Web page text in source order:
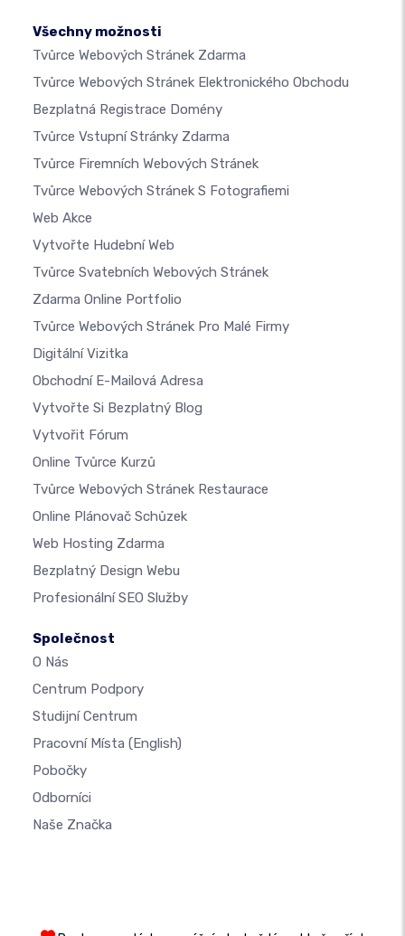
Všechny možnosti
Tvůrce Webových Stránek Zdarma
Tvůrce Webových Stránek Elektronického Obchodu
Bezplatná Registrace Domény
Tvůrce Vstupní Stránky Zdarma
Tvůrce Firemních Webových Stránek
Tvůrce Webových Stránek S Fotografiemi
Web Akce
Vytvořte Hudební Web
Tvůrce Svatebních Webových Stránek
Zdarma Online Portfolio
Tvůrce Webových Stránek Pro Malé Firmy
Digitální Vizitka
Obchodní E-Mailová Adresa
Vytvořte Si Bezplatný Blog
Vytvořit Fórum
Online Tvůrce Kurzů
Tvůrce Webových Stránek Restaurace
Online Plánovač Schůzek
Web Hosting Zdarma
Bezplatný Design Webu
Profesionální SEO Služby
Společnost
O Nás
Centrum Podpory
Studijní Centrum
Pracovní Místa (English)
Pobočky
Odborníci
Naše Značka